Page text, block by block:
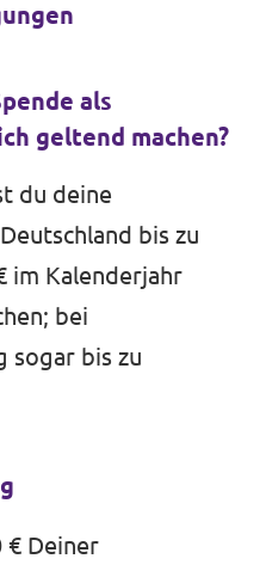
als
geltend machen?
du deine
bis zu
im Kalenderjahr
bei
sogar bis zu
€ Deiner